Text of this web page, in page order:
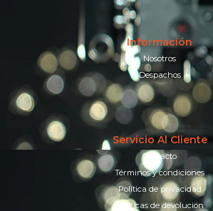
Información
Nosotros
Despachos
Servicio Al Cliente
Contacto
Términos y condiciones
Política de privacidad
Políticas de devolución